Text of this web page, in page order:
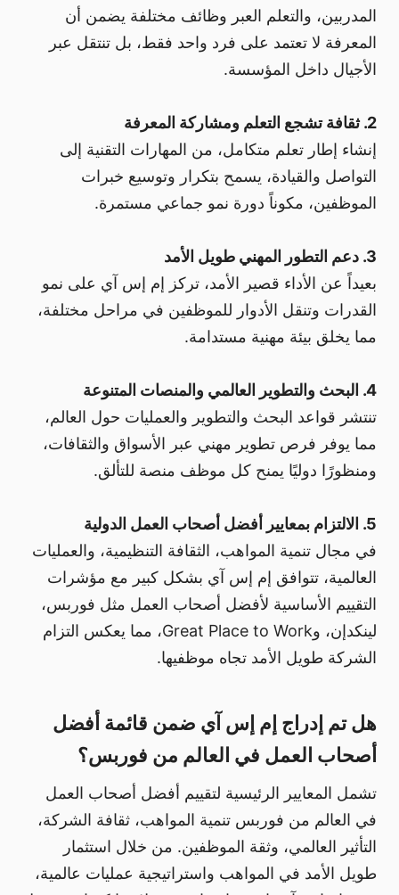
المدربين، والتعلم العبر وظائف مختلفة يضمن أن
المعرفة لا تعتمد على فرد واحد فقط، بل تنتقل عبر
الأجيال داخل المؤسسة.
2. ثقافة تشجع التعلم ومشاركة المعرفة
إنشاء إطار تعلم متكامل، من المهارات التقنية إلى
التواصل والقيادة، يسمح بتكرار وتوسيع خبرات
الموظفين، مكوناً دورة نمو جماعي مستمرة.
3. دعم التطور المهني طويل الأمد
بعيداً عن الأداء قصير الأمد، تركز إم إس آي على نمو
القدرات وتنقل الأدوار للموظفين في مراحل مختلفة،
مما يخلق بيئة مهنية مستدامة.
4. البحث والتطوير العالمي والمنصات المتنوعة
تنتشر قواعد البحث والتطوير والعمليات حول العالم،
مما يوفر فرص تطوير مهني عبر الأسواق والثقافات،
ومنظورًا دوليًا يمنح كل موظف منصة للتألق.
5. الالتزام بمعايير أفضل أصحاب العمل الدولية
في مجال تنمية المواهب، الثقافة التنظيمية، والعمليات
العالمية، تتوافق إم إس آي بشكل كبير مع مؤشرات
التقييم الأساسية لأفضل أصحاب العمل مثل فوربس،
لينكدإن، وGreat Place to Work، مما يعكس التزام
الشركة طويل الأمد تجاه موظفيها.
هل تم إدراج إم إس آي ضمن قائمة أفضل
أصحاب العمل في العالم من فوربس؟
تشمل المعايير الرئيسية لتقييم أفضل أصحاب العمل
في العالم من فوربس تنمية المواهب، ثقافة الشركة،
التأثير العالمي، وثقة الموظفين. من خلال استثمار
طويل الأمد في المواهب واستراتيجية عمليات عالمية،